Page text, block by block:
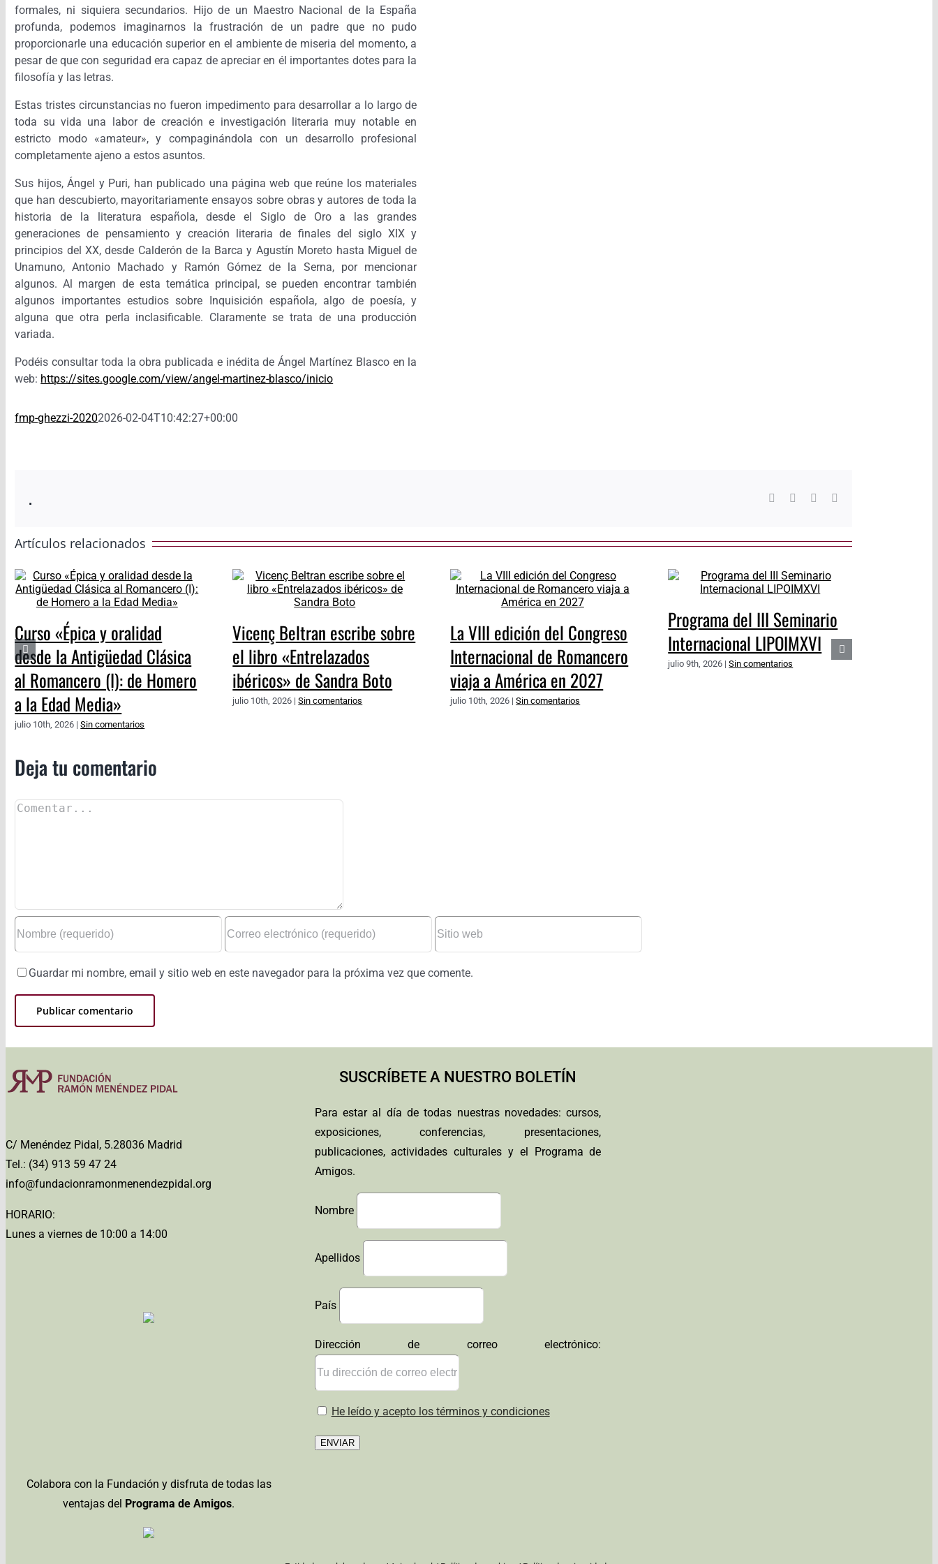
formales, ni siquiera secundarios. Hijo de un Maestro Nacional de la España
profunda, podemos imaginarnos la frustración de un padre que no pudo
proporcionarle una educación superior en el ambiente de miseria del momento, a
pesar de que con seguridad era capaz de apreciar en él importantes dotes para la
filosofía y las letras.
Estas tristes circunstancias no fueron impedimento para desarrollar a lo largo de
toda su vida una labor de creación e investigación literaria muy notable en
estricto modo «amateur», y compaginándola con un desarrollo profesional
completamente ajeno a estos asuntos.
Sus hijos, Ángel y Puri, han publicado una página web que reúne los materiales
que han descubierto, mayoritariamente ensayos sobre obras y autores de toda la
historia de la literatura española, desde el Siglo de Oro a las grandes
generaciones de pensamiento y creación literaria de finales del siglo XIX y
principios del XX, desde Calderón de la Barca y Agustín Moreto hasta Miguel de
Unamuno, Antonio Machado y Ramón Gómez de la Serna, por mencionar
algunos. Al margen de esta temática principal, se pueden encontrar también
algunos importantes estudios sobre Inquisición española, algo de poesía, y
alguna que otra perla inclasificable. Claramente se trata de una producción
variada.
Podéis consultar toda la obra publicada e inédita de Ángel Martínez Blasco en la
web: https://sites.google.com/view/angel-martinez-blasco/inicio
fmp-ghezzi-20202026-02-04T10:42:27+00:00
. Facebook
TwitterWhatsApp
Artículos relacionados
Curso «Épica y oralidad
desde la Antigüedad Clásica
al Romancero (I): de Homero
a la Edad Media»
julio 10th, 2026 | Sin comentarios
Vicenç Beltran escribe sobre
el libro «Entrelazados
ibéricos» de Sandra Boto
julio 10th, 2026 | Sin comentarios
La VIII edición del Congreso
Internacional de Romancero
viaja a América en 2027
julio 10th, 2026 | Sin comentarios
Programa del III Seminario
Internacional LIPOIMXVI
julio 9th, 2026 | Sin comentarios
Deja tu comentario
Comentar
Guardar mi nombre, email y sitio web en este navegador para la próxima vez que comente.
C/ Menéndez Pidal, 5.28036 Madrid
Tel.: (34) 913 59 47 24
info@fundacionramonmenendezpidal.org
HORARIO:
Lunes a viernes de 10:00 a 14:00
SUSCRÍBETE A NUESTRO BOLETÍN
Para estar al día de todas nuestras novedades: cursos,
exposiciones, conferencias, presentaciones,
publicaciones, actividades culturales y el Programa de
Amigos.
Nombre
Apellidos
País
Dirección de correo electrónico:
He leído y acepto los términos y condiciones
Colabora con la Fundación y disfruta de todas las
ventajas del Programa de Amigos.